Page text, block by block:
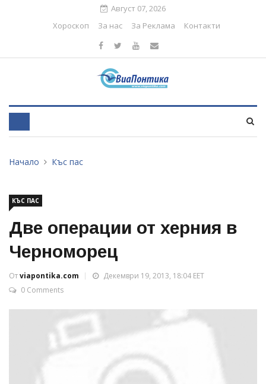
Август 07, 2026
Хороскоп
За нас За Реклама Контакти
Начало Къс пас
КЪС ПАС
Две операции от херния в
Черноморец
Отviapontika.com
Декември 19, 2013, 18:04 EET
0 Comments